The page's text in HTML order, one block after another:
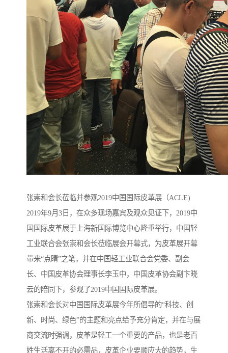
张崇和会长莅临并参观2019中国国际皮革展（ACLE)
2019年9月3日，在众多现场嘉宾及观众见证下，2019中
国国际皮革展于上海新国际博览中心隆重举行，中国轻
工业联合会张崇和会长莅临展会开幕式，为皮革展开幕
带来“点睛”之笔，并在中国轻工业联合会党委、副会
长、中国皮革协会理事长李玉中，中国皮革协会副卞晓
云的陪同下，参观了2019中国国际皮革展。
张崇和会长对中国国际皮革展今年所倡导的“科技、创
新、时尚、绿色”的主题和亮点给予充分肯定，并在与展
商交流时强调，皮革是轻工一个重要的产品，也是老百
姓生活离不开的必需品，皮革企业要顺应大的趋势，生